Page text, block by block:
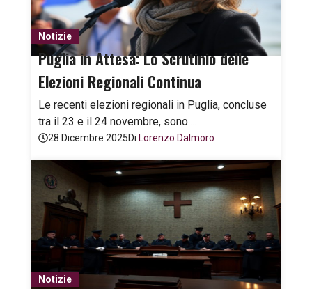
Notizie
Puglia in Attesa: Lo Scrutinio delle
Elezioni Regionali Continua
Le recenti elezioni regionali in Puglia, concluse
tra il 23 e il 24 novembre, sono ...
28 Dicembre 2025Di Lorenzo Dalmoro
Notizie